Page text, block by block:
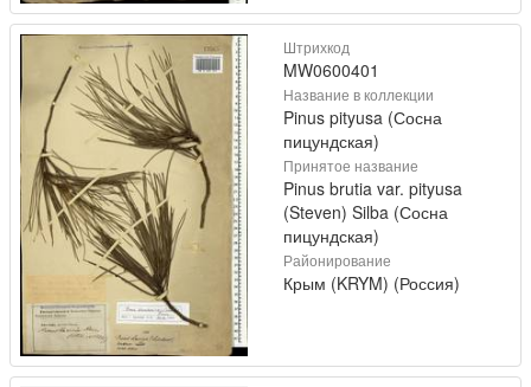
Штрихкод
MW0600401
Название в коллекции
Pinus pityusa (Сосна
пицундская)
Принятое название
Pinus brutia var. pityusa
(Steven) Silba (Сосна
пицундская)
Районирование
Крым (KRYM) (Россия)